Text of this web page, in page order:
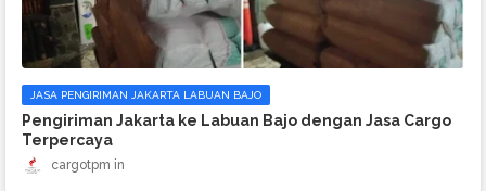
JASA PENGIRIMAN JAKARTA LABUAN BAJO
Pengiriman Jakarta ke Labuan Bajo dengan Jasa Cargo
Terpercaya
cargotpm